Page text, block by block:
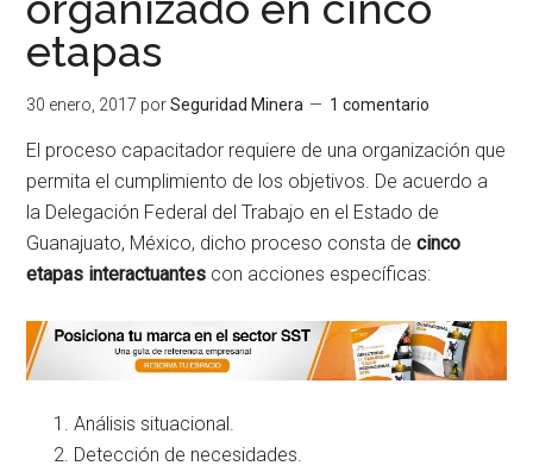
etapas
30 enero, 2017 porSeguridad Minera 1 comentario
El proceso capacitador requiere de una organización que
permita el cumplimiento de los objetivos. De acuerdo a
la Delegación Federal del Trabajo en el Estado de
Guanajuato, México, dicho proceso consta decinco
etapas interactuantes con acciones específicas:
Análisis situacional.
Detección de necesidades.